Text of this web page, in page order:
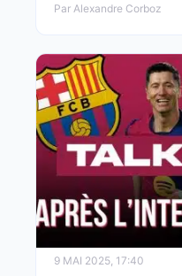
Par Alexandre Corboz
9 MAI 2025, 17:40